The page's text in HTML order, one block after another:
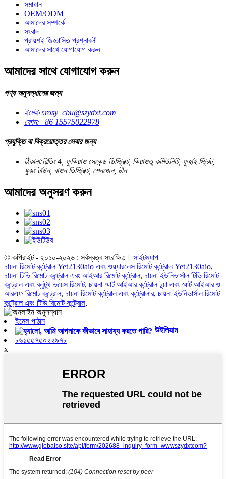
সমাধান
OEM/ODM
আমাদের সম্পর্কে
সংবাদ
প্রায়শই জিজ্ঞাসিত প্রশ্নাবলী
আমাদের সাথে যোগাযোগ করুন
আমাদের সাথে যোগাযোগ করুন
পণ্য অনুসন্ধানের জন্য
ইমেইল:rosy_cbu@szydxt.com
ফোন:+86 15575022978
প্রযুক্তি বা বিক্রয়োত্তর সেবার জন্য
ঠিকানা:বিল্ডিং 4, ফুকিয়াও সেকেন্ড ডিস্ট্রিক্ট, কিয়াওতু কমিউনিটি, ফুহাই স্ট্রিট,
ফুয়ং টাউন, বাওন ডিস্ট্রিক্ট, শেনজেন, চীন
আমাদের অনুসরণ করুন
© কপিরাইট - ২০১০-২০২৬ : সর্বস্বত্ব সংরক্ষিত। সাইটম্যাপ
চায়না রিমোট কন্ট্রোল Yet2130aio এবং ওয়্যারলেস রিমোট কন্ট্রোল Yet2130aio,
চায়না টিভি রিমোট কন্ট্রোল এবং আইআর রিমোট কন্ট্রোল, চায়না ইউনিভার্সাল টিভি রিমোট
কন্ট্রোল এবং ব্লুটুথ ভয়েস রিমোট, চায়না স্মার্ট আইআর কন্ট্রোল টুয়া এবং স্মার্ট আইআর ও
আরএফ রিমোট কন্ট্রোল, চায়না রিমোট কন্ট্রোল এবং কন্ট্রোলার, চায়না ইউনিভার্সাল রিমোট
কন্ট্রোল এবং টিভি রিমোট কন্ট্রোল,
ইমেল পাঠান
উইলিয়াম
৮৬১৫৫৭৫০২২৯৭৮
x